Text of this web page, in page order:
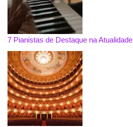
7 Pianistas de Destaque na Atualidade